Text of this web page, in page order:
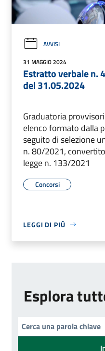
AVVISI
31 MAGGIO 2024
Estratto verbale n.
del 31.05.2024
Graduatoria
elenco formato dalla
seguito di selezione
n. 80/2021,
legge n. 133/2021
Concorsi
LEGGI DI PIÙ
Esplora